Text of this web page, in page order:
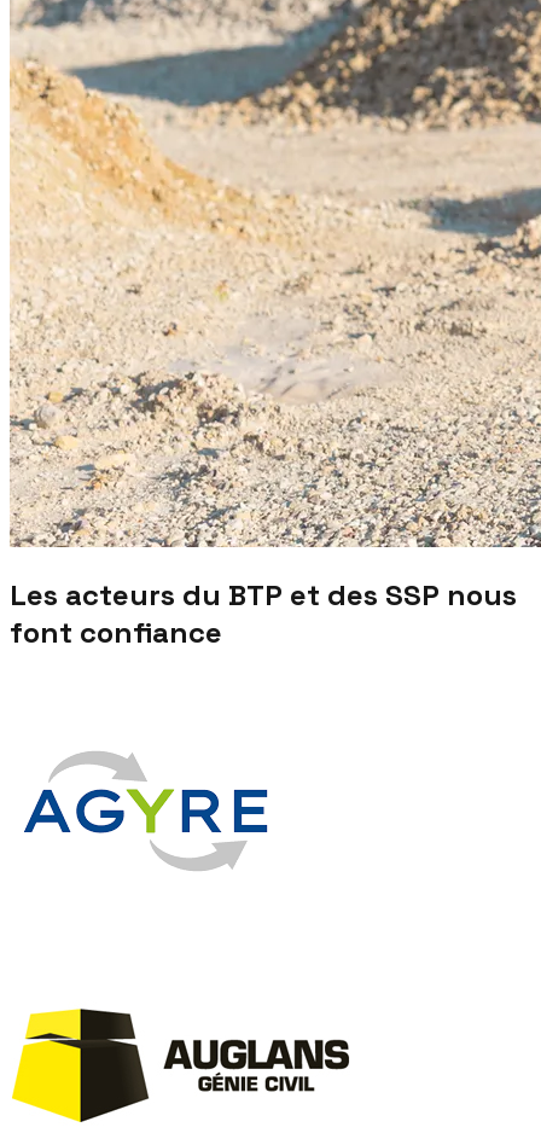
Les acteurs du BTP et des SSP nous
font confiance